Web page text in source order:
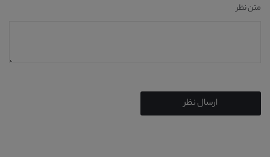
متن نظر
ارسال نظر